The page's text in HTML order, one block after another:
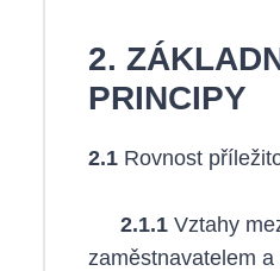
2.
PRINCIPY
2.1Rovnost
2.1.1Vztahy
zaměstnavatelem